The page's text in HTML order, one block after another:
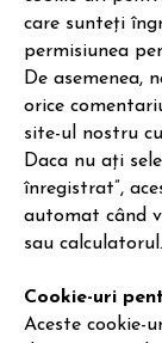
care sunteți
permisiunea
De asemenea,
orice
site-ul nostru
Daca nu ați
înregistrat”,
automat când
sau calculatorul.
Cookie-uri
Aceste cookie-